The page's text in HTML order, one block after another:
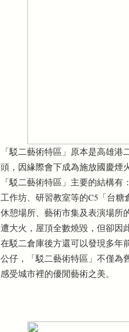
「駁二藝術特區」原本是高雄
頭，因緣際會下成為施放國慶煙
「駁二藝術特區」主要的結構有
工作坊、研習教室等的C5「台
休憩場所、藝術市集及表演場所
遭大火，屋頂全數燒毀，但卻因
在駁二倉庫後方還可以發現多年
公仔，「駁二藝術特區」不僅為
感受城市裡的優閒藝術之美。